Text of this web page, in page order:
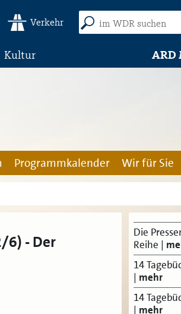
Verkehr
Kultur ARD
Programmkalender Wir für Sie
6) - Der
Die
Reihe |
14
| mehr
14
| mehr